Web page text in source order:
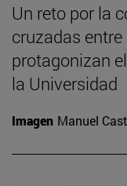
Un reto por la
cruzadas
protagonizan
la Universidad
Imagen Manuel